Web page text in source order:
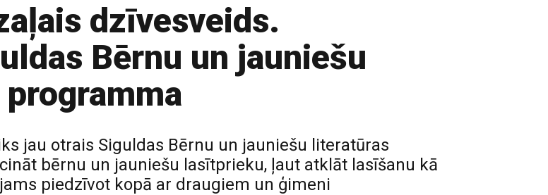
dzīvesveids.
Bērnu un jauniešu
jau otrais Siguldas Bērnu un jauniešu literatūras
bērnu un jauniešu lasītprieku, ļaut atklāt lasīšanu kā
piedzīvot kopā ar draugiem un ģimeni